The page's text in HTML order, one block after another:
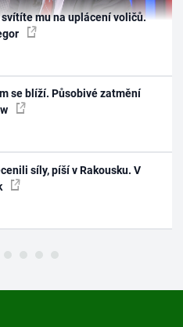
mu na uplácení voličů.
se blíží. Působivé zatmění
síly, píší v Rakousku. V